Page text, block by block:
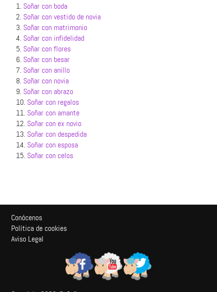
1. Soñar con boda
2. Soñar con vestido de novia
3. Soñar con matrimonio
4. Soñar con infidelidad
5. Soñar con flores
6. Soñar con besar
7. Soñar con anillo
8. Soñar con novia
9. Soñar con abrazo
10. Soñar con regalos
11. Soñar con amante
12. Soñar con ex novio
13. Soñar con despedida
14. Soñar con esposa
15. Soñar con celos
Conócenos
Política de cookies
Aviso Legal